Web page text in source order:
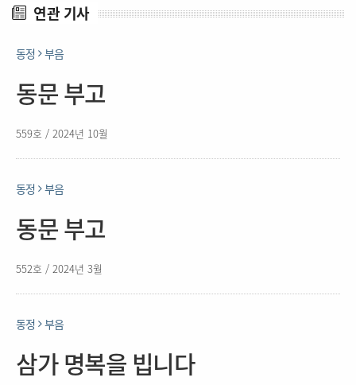
연관 기사
동정 부음
동문 부고
559호 / 2024년 10월
동정 부음
동문 부고
552호 / 2024년 3월
동정 부음
삼가 명복을 빕니다